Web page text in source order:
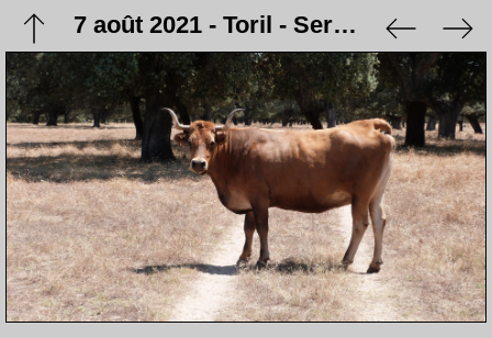
7 août 2021 - Toril - Serrejón / Ruta Rosa (camino natural del Tajo)